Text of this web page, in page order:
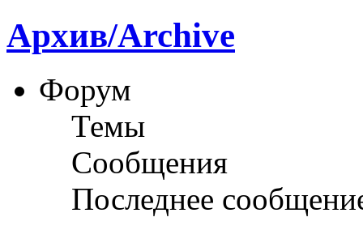
Архив/Archive
Форум
Темы
Сообщения
Последнее